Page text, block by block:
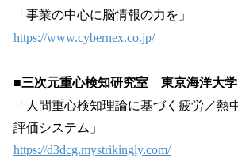
「事業の中心に脳情報の力を」
https://www.cybernex.co.jp/
■三次元重心検知研究室 東京海洋大
「人間重心検知理論に基づく疲労／熱
評価システム」
https://d3dcg.mystrikingly.com/